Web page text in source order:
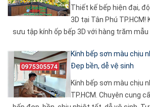
Thiết kế bếp hiện đại,
3D tại Tân Phú TP.HCM!
sưu tập kính ốp bếp 3D với hàng trăm
Kính bếp sơn màu chịu
Đẹp bền, dễ vệ sinh
Kính bếp sơn màu chịu
TP.HCM. Chuyên cung